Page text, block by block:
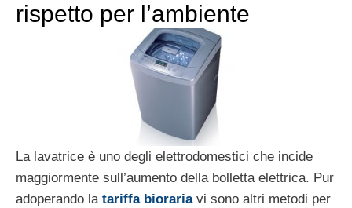
rispetto per l’ambiente
La lavatrice è uno degli elettrodomestici che incide
maggiormente sull’aumento della bolletta elettrica. Pur
adoperando la tariffa biorariavi sono altri metodi per